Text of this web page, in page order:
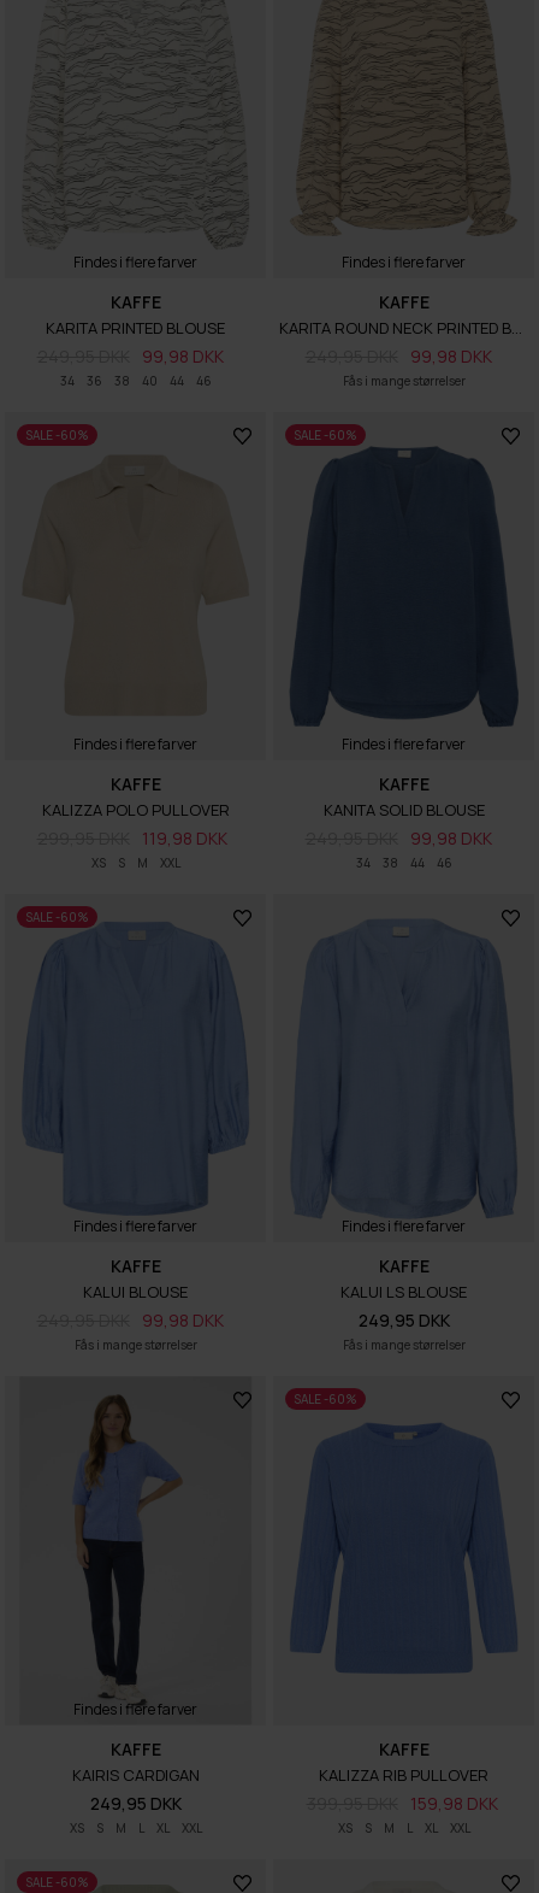
Findes i flere farver
34 36 38 40 44 46
KAFFE
KARITA PRINTED BLOUSE
99,98 DKK
Findes i flere farver
Fås i mange størrelser
KAFFE
99,98 DKK
SALE -60%
Findes i flere farver
XS S M XXL
KAFFE
KALIZZA POLO PULLOVER
119,98 DKK
SALE -60%
Findes i flere farver
34 38 44 46
KAFFE
KANITA SOLID BLOUSE
99,98 DKK
SALE -60%
Findes i flere farver
Fås i mange størrelser
KAFFE
KALUI BLOUSE
99,98 DKK
Findes i flere farver
Fås i mange størrelser
KAFFE
KALUI LS BLOUSE
249,95 DKK
Findes i flere farver
XS S M L XL XXL
KAFFE
KAIRIS CARDIGAN
249,95 DKK
SALE -60%
XS S M L XL XXL
KAFFE
KALIZZA RIB PULLOVER
159,98 DKK
SALE -60%